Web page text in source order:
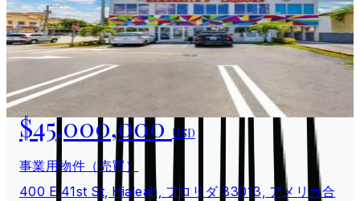
$45,000,000USD
事業用物件（売買）
400 E 41st St, Hialeah, フロリダ 33013, アメリカ合